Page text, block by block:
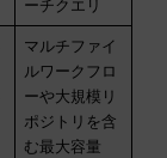
ーチクエリ
マルチファイ
ルワークフロ
ーや大規模リ
ポジトリを含
む最大容量